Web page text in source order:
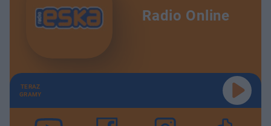
Radio Online
TERAZ
GRAMY